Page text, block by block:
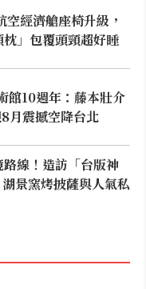
經濟艙座椅升級，
」包覆頭頸超好睡
館10週年：藤本壯介
月震撼空降台北
線！造訪「台版神
景窯烤披薩與人氣私